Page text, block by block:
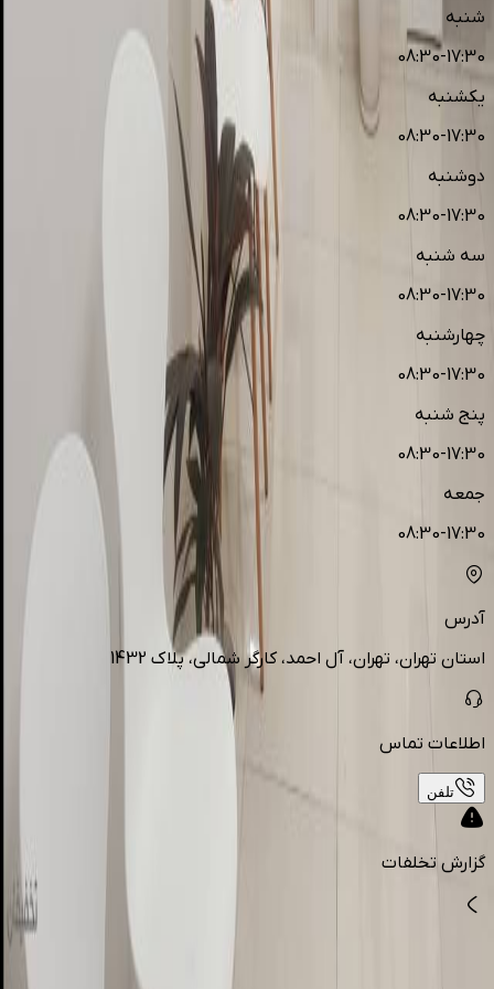
شنبه
08:30-17:30
یکشنبه
08:30-17:30
دوشنبه
08:30-17:30
سه شنبه
08:30-17:30
چهارشنبه
08:30-17:30
پنج شنبه
08:30-17:30
جمعه
08:30-17:30
آدرس
استان تهران، تهران، آل احمد، کارگر شمالی، پلاک 1432
اطلاعات تماس
تلفن
گزارش تخلفات